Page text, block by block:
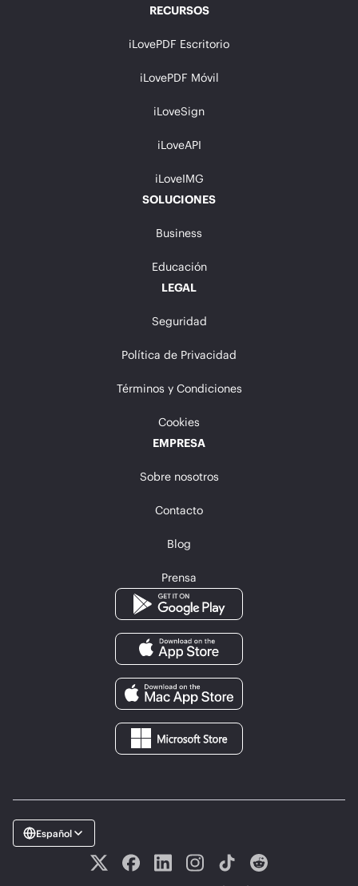
RECURSOS
iLovePDF Escritorio
iLovePDF Móvil
iLoveSign
iLoveAPI
iLoveIMG
SOLUCIONES
Business
Educación
LEGAL
Seguridad
Política de Privacidad
Términos y Condiciones
Cookies
EMPRESA
Sobre nosotros
Contacto
Blog
Prensa
Español